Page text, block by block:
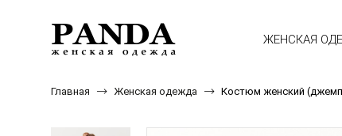
ЖЕНСКАЯ
Главная Женская одежда Костюм женский